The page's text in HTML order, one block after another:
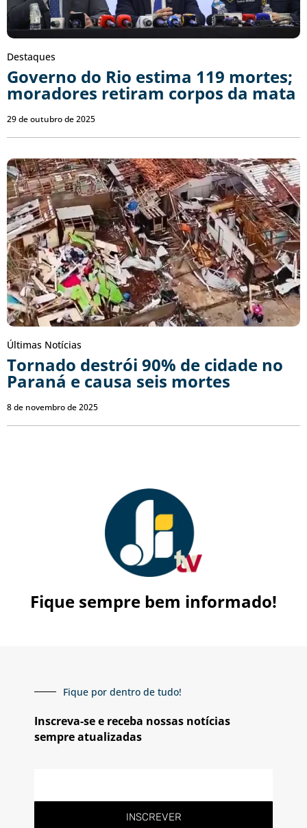
Destaques
Governo do Rio estima 119 mortes;
moradores retiram corpos da mata
29 de outubro de 2025
Últimas Notícias
Tornado destrói 90% de cidade no
Paraná e causa seis mortes
8 de novembro de 2025
Fique sempre bem informado!
Fique por dentro de tudo!
Inscreva-se e receba nossas notícias
sempre atualizadas
INSCREVER